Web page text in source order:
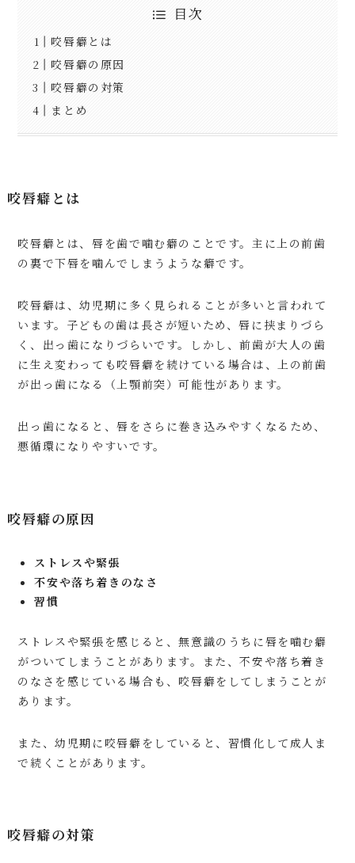
目次
咬唇癖とは
咬唇癖の原因
咬唇癖の対策
まとめ
咬唇癖とは
咬唇癖とは、唇を歯で噛む癖のことです。主に上の前歯
の裏で下唇を噛んでしまうような癖です。
咬唇癖は、幼児期に多く見られることが多いと言われて
います。子どもの歯は長さが短いため、唇に挟まりづら
く、出っ歯になりづらいです。しかし、前歯が大人の歯
に生え変わっても咬唇癖を続けている場合は、上の前歯
が出っ歯になる（上顎前突）可能性があります。
出っ歯になると、唇をさらに巻き込みやすくなるため、
悪循環になりやすいです。
咬唇癖の原因
ストレスや緊張
不安や落ち着きのなさ
習慣
ストレスや緊張を感じると、無意識のうちに唇を噛む癖
がついてしまうことがあります。また、不安や落ち着き
のなさを感じている場合も、咬唇癖をしてしまうことが
あります。
また、幼児期に咬唇癖をしていると、習慣化して成人ま
で続くことがあります。
咬唇癖の対策